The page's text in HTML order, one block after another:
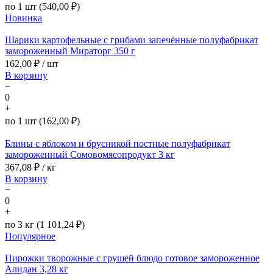
по 1 шт (540,00 ₽)
Новинка
Шарики картофельные с грибами запечённые полуфабрикат
замороженный Мираторг 350 г
162,00 ₽ / шт
В корзину
−
0
+
по 1 шт (162,00 ₽)
Блины с яблоком и брусникой постные полуфабрикат
замороженный Сомовомясопродукт 3 кг
367,08 ₽ / кг
В корзину
−
0
+
по 3 кг (1 101,24 ₽)
Популярное
Пирожки творожные с грушей блюдо готовое замороженное
Алидан 3,28 кг